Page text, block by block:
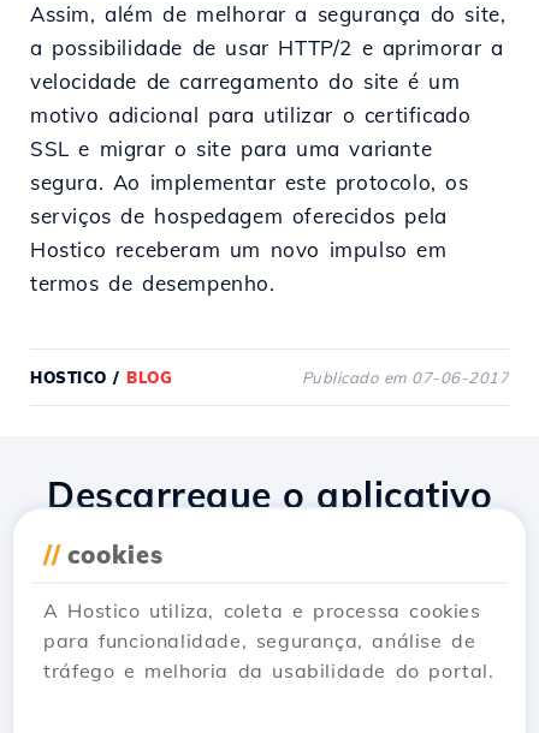
Assim, além de melhorar a segurança do site,
a possibilidade de usar HTTP/2 e aprimorar a
velocidade de carregamento do site é um
motivo adicional para utilizar o certificado
SSL e migrar o site para uma variante
segura. Ao implementar este protocolo, os
serviços de hospedagem oferecidos pela
Hostico receberam um novo impulso em
termos de desempenho.
HOSTICO / BLOG Publicado em 07-06-2017
// cookies
A Hostico utiliza, coleta e processa cookies
para funcionalidade, segurança, análise de
tráfego e melhoria da usabilidade do portal.
Descarregue o aplicativo